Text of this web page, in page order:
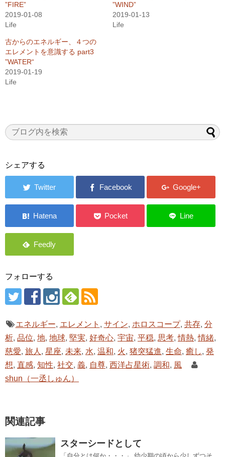
”FIRE”
2019-01-08
Life
”WIND”
2019-01-13
Life
古からのエネルギー、４つの
エレメントを意識する part3
”WATER“
2019-01-19
Life
シェアする
フォローする
エネルギー, エレメント , サイン, ホロスコープ, 共存, 分
析, 品位, 地, 地球, 堅実, 好奇心, 宇宙, 平穏, 思考,情熱,情緒,
慈愛, 旅人 , 星座, 未来, 水, 温和, 火, 猪突猛進, 生命, 癒し, 発
想, 直感, 知性, 社交, 義, 自尊, 西洋占星術, 調和, 風
shun（一丞しゅん）
関連記事
スターシードとして